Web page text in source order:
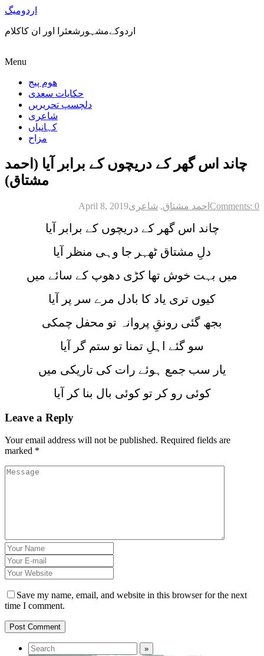
اردومیگ
اردوکےمشہورشعئرا اور ان کاکلام
Menu
ھوم پیج
حکایات سعدی
دلچسپ تحریریں
شاعری
کہانیاں
مزاح
چاند اس گھر کے دریچوں کے برابر آیا (احمد
مشتاق)
April 8, 2019 احمد مشتاق, شاعری Comments: 0
چاند اس گھر کے دریچوں کے برابر آیا
دلِ مشتاق ٹھہر جا وہی منظر آیا
میں بہت خوش تھا کڑی دھوپ کے سائے میں
کیوں تری یاد کا بادل مرے سر پر آیا
بجھ گئی رونقِ پروانہ تو محفل چمکی
سو گئے اہلِ تمنا تو ستم گر آیا
یار سب جمع ہوئے رات کی تاریکی میں
کوئی رو کر تو کوئی بال بنا کر آیا
Leave a Reply
Your email address will not be published. Required fields are
marked *
Save my name, email, and website in this browser for the next
time I comment.